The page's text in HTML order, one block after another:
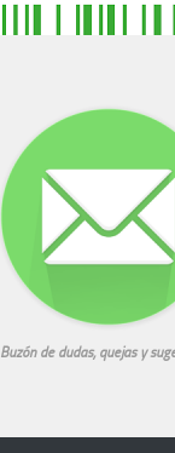
Buzón de dudas, quejas y